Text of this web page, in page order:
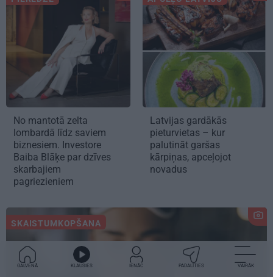
No mantotā zelta
lombardā līdz saviem
biznesiem. Investore
Baiba Blāķe par dzīves
skarbajiem
pagriezieniem
Latvijas gardākās
pieturvietas – kur
palutināt garšas
kārpiņas, apceļojot
novadus
SKAISTUMKOPŠANA
GALVENĀ KLAUSIES IENĀC PADALĪTIES VAIRĀK